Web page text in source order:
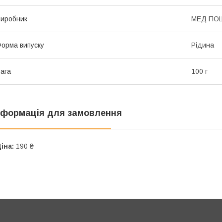
МЕД
випуску Рідина
100 г
для замовлення
190 ₴